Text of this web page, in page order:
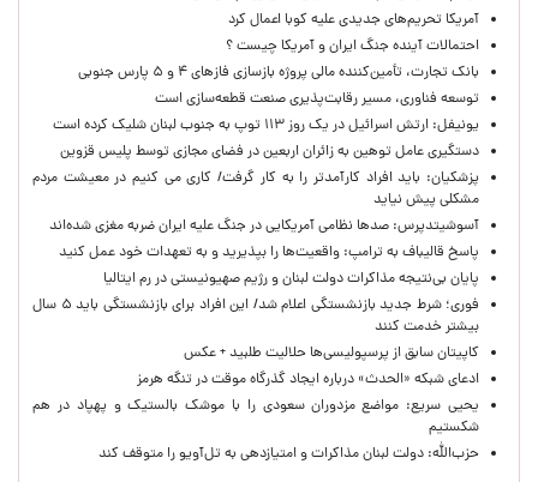
آمریکا تحریم‌های جدیدی علیه کوبا اعمال کرد
احتمالات آینده جنگ ایران و آمریکا چیست ؟
بانک تجارت، تأمین‌کننده مالی پروژه بازسازی فازهای ۴ و ۵ پارس جنوبی
توسعه فناوری، مسیر رقابت‌پذیری صنعت قطعه‌سازی است
یونیفل: ارتش اسرائیل در یک روز ۱۱۳ توپ به جنوب لبنان شلیک کرده است
دستگیری عامل توهین به زائران اربعین در فضای مجازی توسط پلیس قزوین
پزشکیان: باید افراد کارآمدتر را به کار گرفت/ کاری می کنیم در معیشت مردم
مشکلی پیش نیاید
آسوشیتدپرس: صدها نظامی آمریکایی در جنگ علیه ایران ضربه مغزی شده‌اند
پاسخ قالیباف به ترامپ: واقعیت‌ها را بپذیرید و به تعهدات خود عمل کنید
پایان بی‌نتیجه مذاکرات دولت لبنان و رژیم صهیونیستی در رم ایتالیا
فوری؛ شرط جدید بازنشستگی اعلام شد/ این افراد برای بازنشستگی باید ۵ سال
بیشتر خدمت کنند
کاپیتان سابق از پرسپولیسی‌ها حلالیت طلبید + عکس
ادعای شبکه «الحدث» درباره ایجاد گذرگاه موقت در تنگه هرمز
یحیی سریع: مواضع مزدوران سعودی را با موشک بالستیک و پهپاد در هم
شکستیم
حزب‌الله: دولت لبنان مذاکرات و امتیازدهی به تل‌آویو را متوقف کند